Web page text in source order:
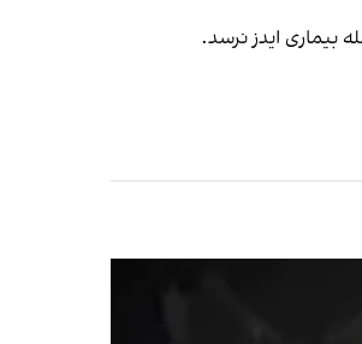
بیماری ایدز نرسد.